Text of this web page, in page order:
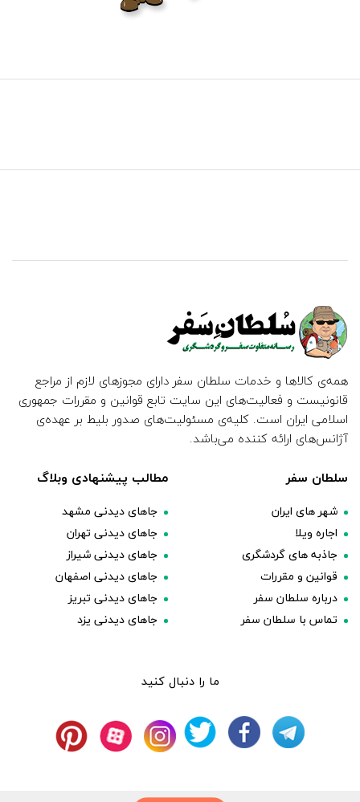
همه‌ی کالاها و خدمات سلطان سفر دارای مجوزهای لازم از مراجع
قانونیست و فعالیت‌های این سایت تابع قوانین و مقررات جمهوری
اسلامی ایران است. کلیه‌ی مسئولیت‌های صدور بلیط بر عهده‌ی
آژانس‌های ارائه کننده می‌باشد.
سلطان سفر
شهر های ایران
اجاره ویلا
جاذبه های گردشگری
قوانین و مقررات
درباره سلطان سفر
تماس با سلطان سفر
مطالب پیشنهادی وبلاگ
جاهای دیدنی مشهد
جاهای دیدنی تهران
جاهای دیدنی شیراز
جاهای دیدنی اصفهان
جاهای دیدنی تبریز
جاهای دیدنی یزد
ما را دنبال کنید